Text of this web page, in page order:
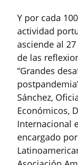
Y por cada
actividad
asciende al
de las
“Grandes
Sánchez,
Económicos,
Internacional
encargado